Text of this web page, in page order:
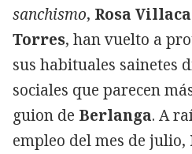
sanchismo, Rosa
Torres, han vuelto a
sus habituales sainetes
sociales que parecen
guion de Berlanga. A
empleo del mes de julio,